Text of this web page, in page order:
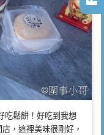
吃鬆餅！好吃到我想
，這裡美味很剛好，